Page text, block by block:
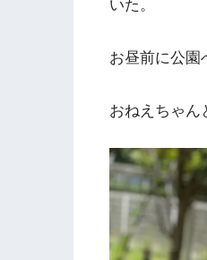
いた。
お昼前に公園
おねえちゃん